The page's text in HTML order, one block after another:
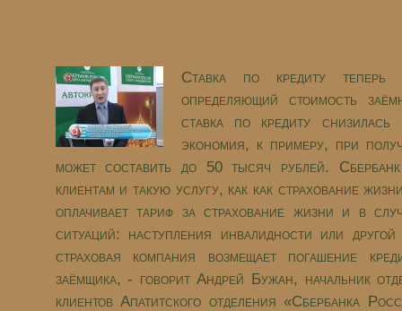
Ставка по кредиту теперь
определяющий стоимость
ставка по кредиту
экономия, к примеру, при
может составить до 50 тысяч рублей.
клиентам и такую услугу, как как страхование
оплачивает тариф за страхование жизни и в
ситуаций: наступления инвалидности или
страховая компания возмещает погашение
заёмщика, - говорит Андрей Бужан, начальник
клиентов Апатитского отделения «Сбербанка